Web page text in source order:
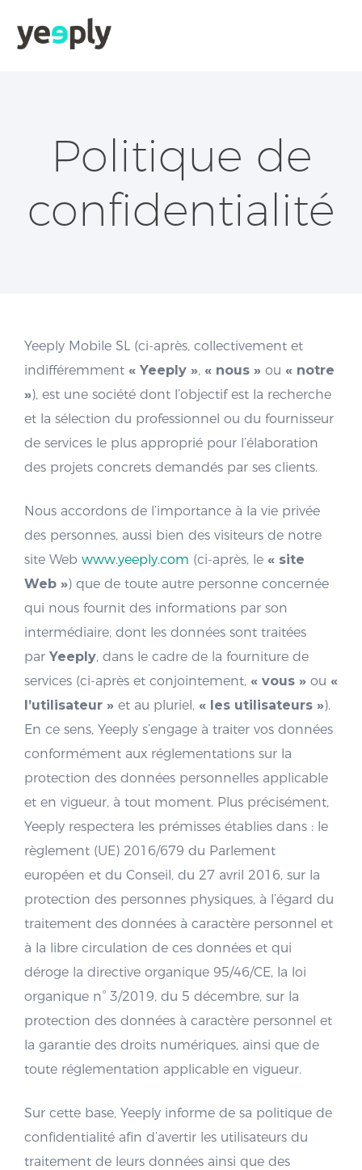
Politique de
confidentialité
Yeeply Mobile SL (ci-après, collectivement et
indifféremment « Yeeply », « nous » ou « notre
»), est une société dont l’objectif est la recherche
et la sélection du professionnel ou du fournisseur
de services le plus approprié pour l’élaboration
des projets concrets demandés par ses clients.
Nous accordons de l’importance à la vie privée
des personnes, aussi bien des visiteurs de notre
site Web www.yeeply.com (ci-après, le « site
Web ») que de toute autre personne concernée
qui nous fournit des informations par son
intermédiaire, dont les données sont traitées
par Yeeply, dans le cadre de la fourniture de
services (ci-après et conjointement, « vous » ou «
l’utilisateur » et au pluriel, « les utilisateurs »).
En ce sens, Yeeply s’engage à traiter vos données
conformément aux réglementations sur la
protection des données personnelles applicable
et en vigueur, à tout moment. Plus précisément,
Yeeply respectera les prémisses établies dans : le
règlement (UE) 2016/679 du Parlement
européen et du Conseil, du 27 avril 2016, sur la
protection des personnes physiques, à l’égard du
traitement des données à caractère personnel et
à la libre circulation de ces données et qui
déroge la directive organique 95/46/CE, la loi
organique n° 3/2019, du 5 décembre, sur la
protection des données à caractère personnel et
la garantie des droits numériques, ainsi que de
toute réglementation applicable en vigueur.
Sur cette base, Yeeply informe de sa politique de
confidentialité afin d’avertir les utilisateurs du
traitement de leurs données ainsi que des